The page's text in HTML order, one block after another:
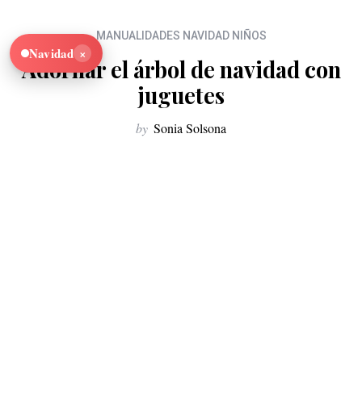
MANUALIDADES NAVIDAD NIÑOS
Adornar el árbol de navidad con
juguetes
by Sonia Solsona
Navidad ×